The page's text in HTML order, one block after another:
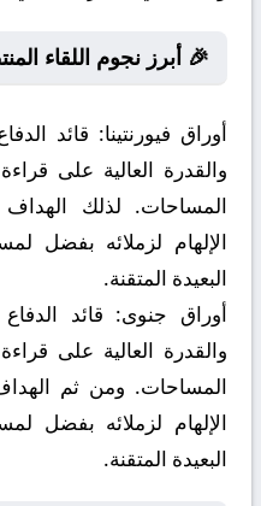
🎉 أبرز نجوم اللقاء
أوراق فيورنتينا: قائد
والقدرة العالية على
المساحات. لذلك
الإلهام لزملائه بفضل
البعيدة المتقنة.
أوراق جنوى: قائد
والقدرة العالية على
المساحات. ومن ثم
الإلهام لزملائه بفضل
البعيدة المتقنة.